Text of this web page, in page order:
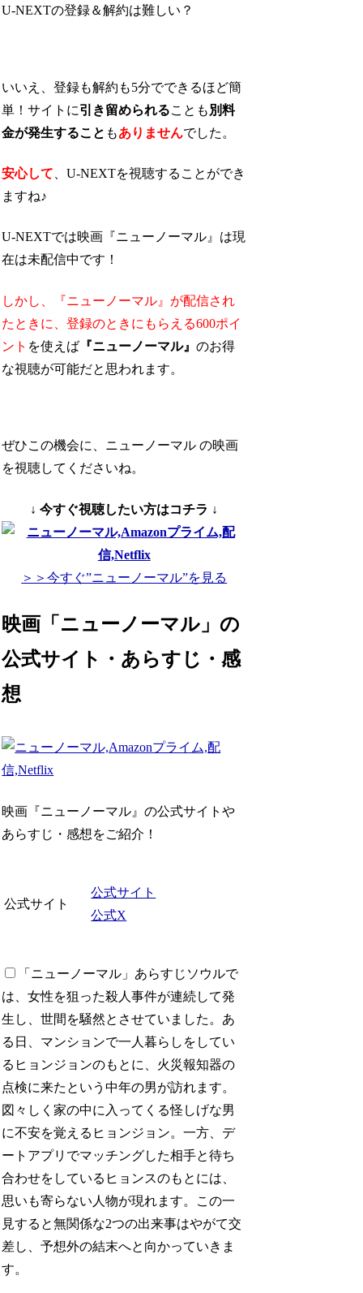
U-NEXTの登録＆解約は難しい？
いいえ、登録も解約も5分でできるほど簡
単！サイトに引き留められることも 別料
金が発生すること もありませんでした。
安心して 、U-NEXTを視聴することができ
ますね♪
U-NEXTでは映画『ニューノーマル』は現
在は未配信中です！
しかし、『ニューノーマル』が配信され
たときに、登録のときにもらえる600ポイ
ント を使えば 『ニューノーマル』のお得
な視聴が可能だと思われます。
ぜひこの機会に、ニューノーマル の映画
を視聴してくださいね。
↓ 今すぐ視聴したい方はコチラ ↓
＞＞今すぐ”ニューノーマル”を見る
映画「ニューノーマル」の
公式サイト・あらすじ・感
想
映画『ニューノーマル』の公式サイトや
あらすじ・感想をご紹介！
公式サイト
公式サイト
公式X
「ニューノーマル」あらすじ ソウルで
は、女性を狙った殺人事件が連続して発
生し、世間を騒然とさせていました。あ
る日、マンションで一人暮らしをしてい
るヒョンジョンのもとに、火災報知器の
点検に来たという中年の男が訪れます。
図々しく家の中に入ってくる怪しげな男
に不安を覚えるヒョンジョン。一方、デ
ートアプリでマッチングした相手と待ち
合わせをしているヒョンスのもとには、
思いも寄らない人物が現れます。この一
見すると無関係な2つの出来事はやがて交
差し、予想外の結末へと向かっていきま
す。